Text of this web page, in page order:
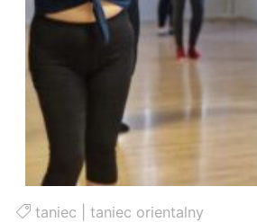
taniec |taniec orientalny